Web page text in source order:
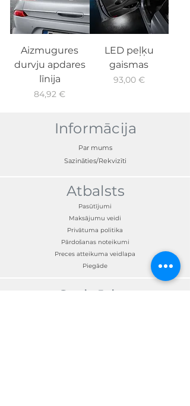
Aizmugures
durvju apdares
līnija
Cena
84,92 €
LED peļķu
gaismas
Cena
93,00 €
Informācija
Par mums
Sazināties/Rekvizīti
Atbalsts
Pasūtījumi
Maksājumu veidi
Privātuma politika
Pārdošanas noteikumi
Preces atteikuma veidlapa
Piegāde
Sazināties